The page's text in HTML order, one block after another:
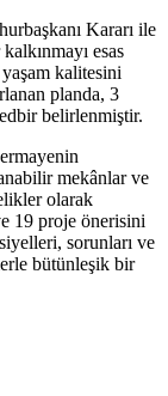
Kararı ile
esas
kalitesini
planda, 3
belirlenmiştir.
mekânlar ve
olarak
19 proje önerisini
sorunları ve
bütünleşik bir